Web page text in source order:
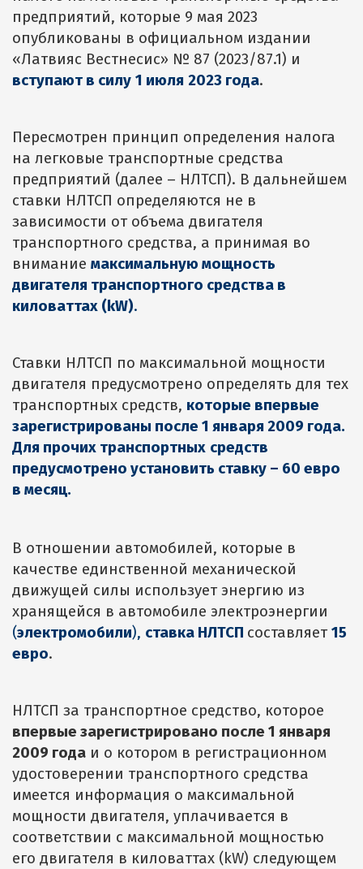
предприятий, которые 9 мая 2023
опубликованы в официальном издании
«Латвияс Вестнесис» № 87 (2023/87.1) и
вступают в силу 1 июля 2023 года.
Пересмотрен принцип определения налога
на легковые транспортные средства
предприятий (далее – НЛТСП). В дальнейшем
ставки НЛТСП определяются не в
зависимости от объема двигателя
транспортного средства, а принимая во
внимание максимальную мощность
двигателя транспортного средства в
киловаттах (kW).
Ставки НЛТСП по максимальной мощности
двигателя предусмотрено определять для тех
транспортных средств, которые впервые
зарегистрированы после 1 января 2009 года.
Для прочих транспортных средств
предусмотрено установить ставку – 60 евро
в месяц.
В отношении автомобилей, которые в
качестве единственной механической
движущей силы использует энергию из
хранящейся в автомобиле электроэнергии
(электромобили), ставка НЛТСП составляет 15
евро.
НЛТСП за транспортное средство, которое
впервые зарегистрировано после 1 января
2009 года и о котором в регистрационном
удостоверении транспортного средства
имеется информация о максимальной
мощности двигателя, уплачивается в
соответствии с максимальной мощностью
его двигателя в киловаттах (kW) следующем